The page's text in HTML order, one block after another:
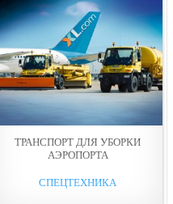
ТРАНСПОРТ ДЛЯ УБОРКИ
АЭРОПОРТА
СПЕЦТЕХНИКА